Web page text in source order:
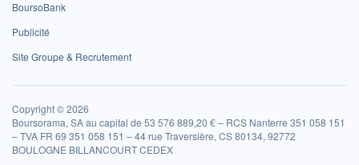
BoursoBank
Publicité
Site Groupe & Recrutement
Copyright © 2026
Boursorama, SA au capital de 53 576 889,20 € – RCS Nanterre 351 058 151
– TVA FR 69 351 058 151 – 44 rue Traversière, CS 80134, 92772
BOULOGNE BILLANCOURT CEDEX